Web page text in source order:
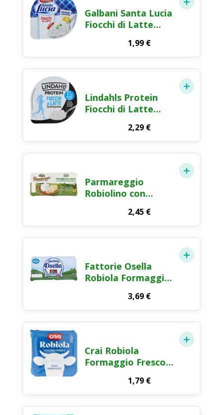
Galbani Santa Lucia
Fiocchi di Latte
1,99 €
Lindahls Protein
Fiocchi di Latte
2,29 €
Parmareggio
Robiolino con
Formaggio Fresco
Spalmabile 2x60g
2,45 €
Fattorie Osella
Robiola Formaggio
3,69 €
Crai Robiola
Formaggio Fresco
1,79 €